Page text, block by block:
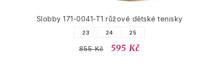
Slobby 171-0041-T1 růžové dětské tenisky
23 24 25
855 Kč 595 Kč